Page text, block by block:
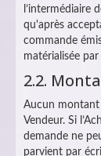
l’intermédiaire
qu'après
commande
matérialisée par
2.2.
Aucun montant
Vendeur. Si
demande ne
parvient par